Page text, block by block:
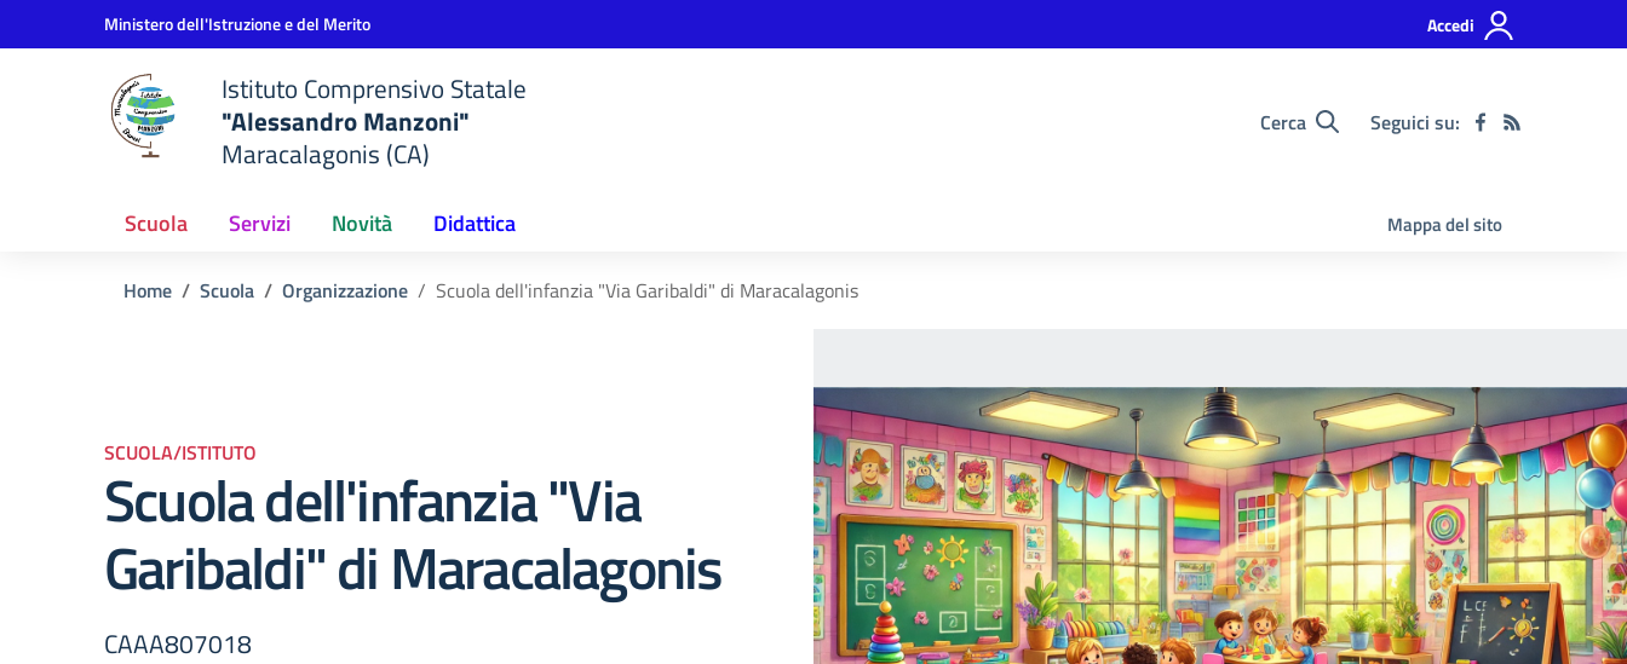
Vai ai contenuti
Vai al menu di navigazioneMinistero dell'Istruzione e del Merito Accedi
Istituto Comprensivo Statale
"Alessandro Manzoni"
Maracalagonis (CA)
Cerca Seguici su:
Scuola Servizi Novità Didattica Mappa del sito
Home Scuola Organizzazione Scuola dell'infanzia "Via Garibaldi" di Maracalagonis
SCUOLA/ISTITUTO
Scuola dell'infanzia "Via
Garibaldi" di Maracalagonis
CAAA807018